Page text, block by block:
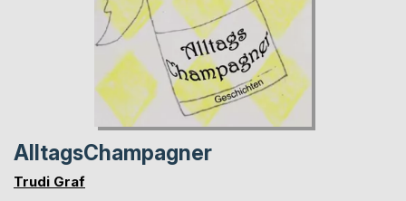
AlltagsChampagner
Trudi Graf